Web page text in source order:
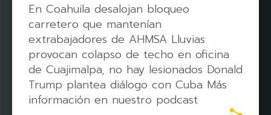
En Coahuila desalojan bloqueo
carretero que mantenían
extrabajadores de AHMSA Lluvias
provocan colapso de techo en oficina
de Cuajimalpa, no hay lesionados Donald
Trump plantea diálogo con Cuba Más
información en nuestro podcast